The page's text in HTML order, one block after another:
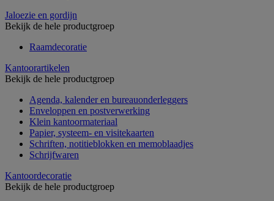
Jaloezie en gordijn
Bekijk de hele productgroep
Raamdecoratie
Kantoorartikelen
Bekijk de hele productgroep
Agenda, kalender en bureauonderleggers
Enveloppen en postverwerking
Klein kantoormateriaal
Papier, systeem- en visitekaarten
Schriften, notitieblokken en memoblaadjes
Schrijfwaren
Kantoordecoratie
Bekijk de hele productgroep